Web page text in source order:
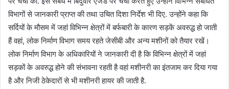
विभागों से जानकारी प्राप्त की तथा उचित दिशा निर्देश भी दिए. उन्होंने कहा कि
सर्दियों के मौसम में जहां विभिन्न क्षेत्रों में बर्फबारी के कारण सड़कें अवरुद्ध हो जाती
हैं वहां, लोक निर्माण विभाग समय रहते जेसीबी और अन्य मशीनों को तैयार रखें।
लोक निर्माण विभाग के अधिकारियों ने जानकारी दी है कि विभिन्न क्षेत्रों में जहां
सड़कों के अवरुद्ध होने की संभावना रहती है वहां मशीनरी का इंतजाम कर दिया गया
है और निजी ठेकेदारों से भी मशीनरी हायर की जाती है.